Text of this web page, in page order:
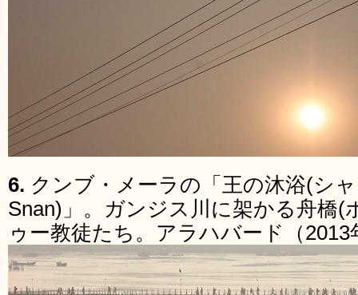
6. クンブ・メーラの「王の沐浴(シ
Snan)」。ガンジス川に架かる舟橋(
ゥー教徒たち。アラハバード（2013